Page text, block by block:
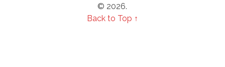
© 2026.
Back to Top ↑